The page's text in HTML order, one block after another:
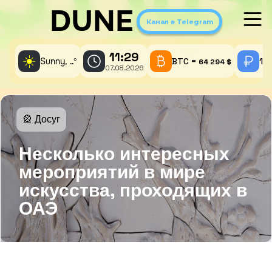
DUNE Канал в Telegram
☀️ Sunny, ..° 11:29
07.08.2026
BTC = 64 294 $ 1
Несколько интересных
мероприятий в мире
искусства, проходящих в
ОАЭ
🎡 Досуг